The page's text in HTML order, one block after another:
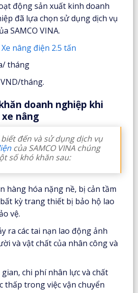
động sản xuất kinh doanh
đã lựa chọn sử dụng dịch vụ
SAMCO VINA.
Xe nâng điện 2.5 tấn
tháng
VND/tháng.
doanh nghiệp khi
nâng
đến và sử dụng dịch vụ
của SAMCO VINA chúng
số khó khăn sau:
hàng hóa nặng nề, bị cản tầm
kỳ trang thiết bị bảo hộ lao
vệ.
ra các tai nạn lao động ảnh
và vật chất của nhân công và
chi phí nhân lực và chất
thấp trong việc vận chuyển